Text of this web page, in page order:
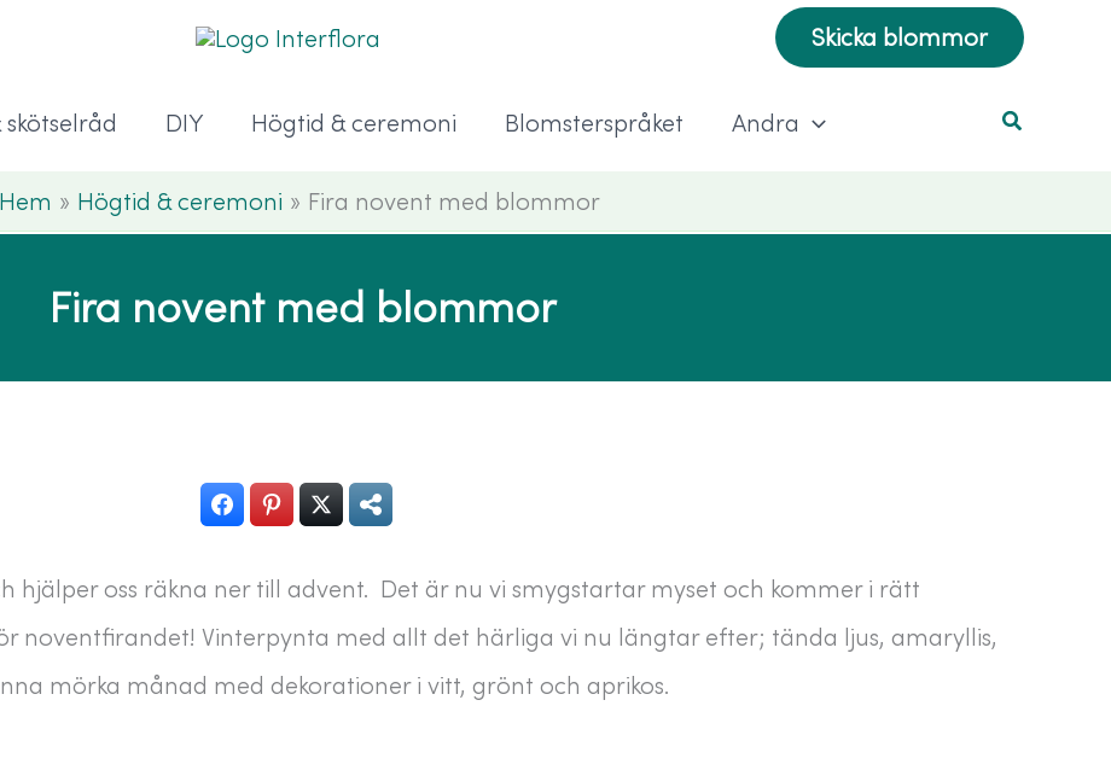
Skicka blommor
DIY Högtid & ceremoni Blomsterspråket Andra
Hem Högtid & ceremoni Fira novent med blommor
Fira novent med blommor
hjälper oss räkna ner till advent. Det är nu vi smygstartar myset och kommer i rätt
noventfirandet! Vinterpynta med allt det härliga vi nu längtar efter; tända ljus, amaryllis,
mörka månad med dekorationer i vitt, grönt och aprikos.